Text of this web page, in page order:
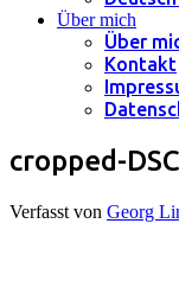
Über mich
Über
Kontakt
cropped-
Verfasst von Georg